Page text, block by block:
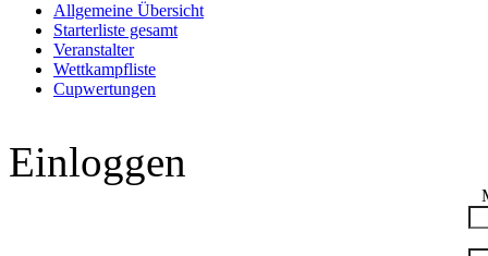
Allgemeine Übersicht
Starterliste gesamt
Veranstalter
Wettkampfliste
Cupwertungen
Einloggen